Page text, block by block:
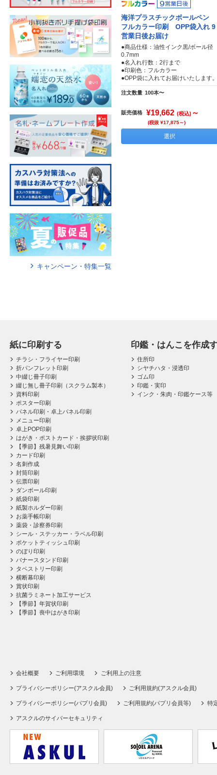
海洋プラスチックボールペン
フルカラー印刷 OPP袋入れ 9
営業日後お届け
●商品仕様：油性インク黒/ボール径
0.7mm
●名入れ行数：2行まで
●印刷色：フルカラー
●OPP袋に入れてお届けいたします
注文数量 100本〜
販売価格 ¥19,662 (税込) ～
(税抜 ¥17,875～)
選択
キャンペーン・特集一覧
紙に印刷する
チラシ・フライヤー印刷
折パンフレット印刷
中綴じ冊子印刷
綴じ無し冊子印刷（スクラム製本）
資料印刷
ポスター印刷
パネル印刷・卓上パネル印刷
メニュー印刷
卓上POP印刷
はがき・ポストカード・挨拶状印刷
【季節】残暑見舞い印刷
カード印刷
名刺作成
封筒印刷
伝票印刷
ダンボール印刷
紙袋印刷
紙製ホルダー印刷
お薬手帳印刷
薬袋・診察券印刷
シール・ステッカー・ラベル印刷
ポケットティッシュ印刷
のぼり印刷
バナースタンド印刷
タペストリー印刷
横断幕印刷
賞状印刷
抗菌ラミネート加工サービス
【季節】年賀状印刷
【季節】喪中はがき印刷
印鑑・はんこを作成
住所印
シヤチハタ・浸透印
ゴム印
印鑑・実印
インク・朱肉・印鑑ケース等
会社概要 ご利用環境 ご利用上の注意
プライバシーポリシー(アスクル会員) ご利用規約(アスクル会員)
プライバシーポリシー(パプリ会員) ご利用規約(パプリ会員等) 特
アスクルのサイバーセキュリティ